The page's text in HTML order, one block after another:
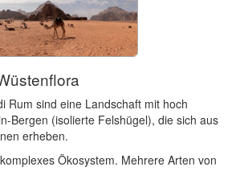
Rum sind eine Landschaft mit hoch
Bergen (isolierte Felshügel), die sich aus
erheben.
Ökosystem. Mehrere Arten von